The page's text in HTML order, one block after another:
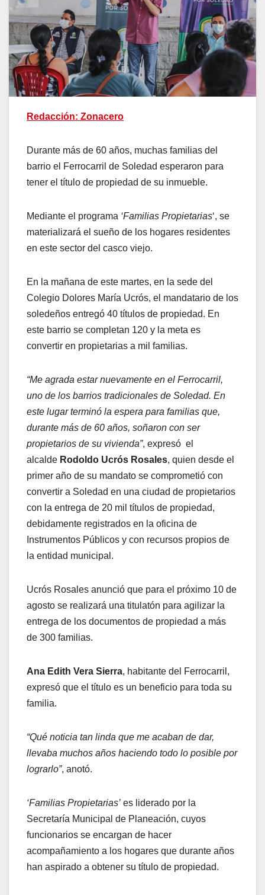
Redacción: Zonacero
Durante más de 60 años, muchas familias del
barrio el Ferrocarril de Soledad esperaron para
tener el título de propiedad de su inmueble.
Mediante el programa ‘Familias Propietarias‘, se
materializará el sueño de los hogares residentes
en este sector del casco viejo.
En la mañana de este martes, en la sede del
Colegio Dolores María Ucrós, el mandatario de los
soledeños entregó 40 títulos de propiedad. En
este barrio se completan 120 y la meta es
convertir en propietarias a mil familias.
“Me agrada estar nuevamente en el Ferrocarril,
uno de los barrios tradicionales de Soledad. En
este lugar terminó la espera para familias que,
durante más de 60 años, soñaron con ser
propietarios de su vivienda”, expresó el
alcalde Rodoldo Ucrós Rosales, quien desde el
primer año de su mandato se comprometió con
convertir a Soledad en una ciudad de propietarios
con la entrega de 20 mil títulos de propiedad,
debidamente registrados en la oficina de
Instrumentos Públicos y con recursos propios de
la entidad municipal.
Ucrós Rosales anunció que para el próximo 10 de
agosto se realizará una titulatón para agilizar la
entrega de los documentos de propiedad a más
de 300 familias.
Ana Edith Vera Sierra, habitante del Ferrocarril,
expresó que el título es un beneficio para toda su
familia.
“Qué noticia tan linda que me acaban de dar,
llevaba muchos años haciendo todo lo posible por
lograrlo”, anotó.
‘Familias Propietarias’ es liderado por la
Secretaría Municipal de Planeación, cuyos
funcionarios se encargan de hacer
acompañamiento a los hogares que durante años
han aspirado a obtener su título de propiedad.